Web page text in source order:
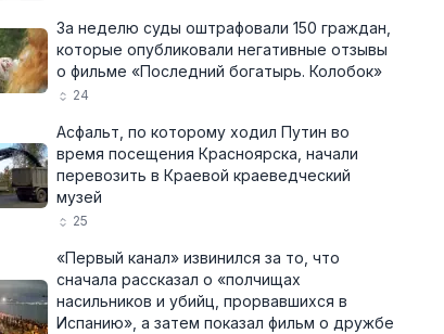
За неделю суды оштрафовали 150 граждан,
которые опубликовали негативные отзывы
о фильме «Последний богатырь. Колобок»
24
Асфальт, по которому ходил Путин во
время посещения Красноярска, начали
перевозить в Краевой краеведческий
музей
25
«Первый канал» извинился за то, что
сначала рассказал о «полчищах
насильников и убийц, прорвавшихся в
Испанию», а затем показал фильм о дружбе